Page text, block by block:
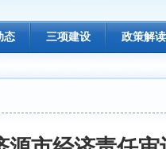
态 三项建设 政策解读